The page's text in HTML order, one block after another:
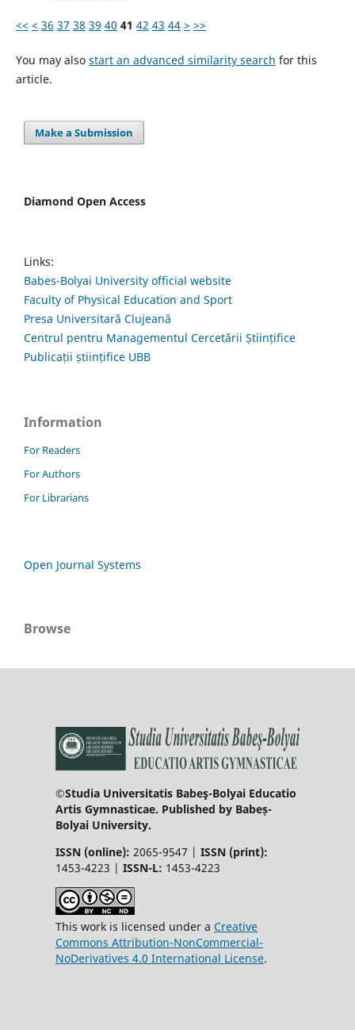
<< < 36 37 38 39 40 41 42 43 44 > >>
You may also start an advanced similarity search for this
article.
Make a Submission
Diamond Open Access
Links:
Babes-Bolyai University official website
Faculty of Physical Education and Sport
Presa Universitară Clujeană
Centrul pentru Managementul Cercetării Științifice
Publicații științifice UBB
Information
For Readers
For Authors
For Librarians
Open Journal Systems
Browse
©Studia Universitatis Babeş-Bolyai Educatio
Artis Gymnasticae. Published by Babeș-
Bolyai University.
ISSN (online): 2065-9547 | ISSN (print):
1453-4223 | ISSN-L: 1453-4223
This work is licensed under a Creative
Commons Attribution-NonCommercial-
NoDerivatives 4.0 International License.